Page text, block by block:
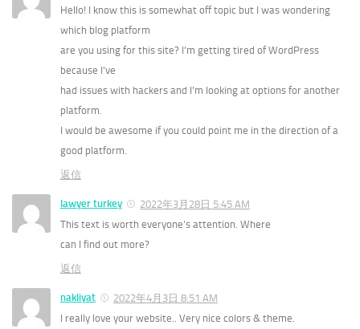
Hello! I know this is somewhat off topic but I was wondering
which blog platform
are you using for this site? I’m getting tired of WordPress
because I’ve
had issues with hackers and I’m looking at options for another
platform.
I would be awesome if you could point me in the direction of a
good platform.
返信
lawyer turkey
2022年3月28日 5:45 AM
This text is worth everyone’s attention. Where
can I find out more?
返信
nakliyat
2022年4月3日 8:51 AM
I really love your website.. Very nice colors & theme.